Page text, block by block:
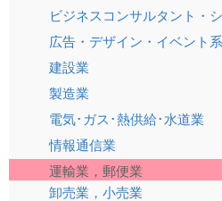
ビジネスコンサルタント・
広告・デザイン・イベント系
建設業
製造業
電気･ガス･熱供給･水道業
情報通信業
運輸業，郵便業
卸売業，小売業